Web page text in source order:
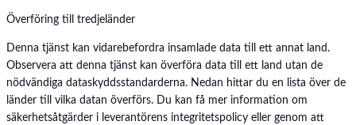
Överföring till tredjeländer
Denna tjänst kan vidarebefordra insamlade data till ett annat land.
Observera att denna tjänst kan överföra data till ett land utan de
nödvändiga dataskyddsstandarderna. Nedan hittar du en lista över de
länder till vilka datan överförs. Du kan få mer information om
säkerhetsåtgärder i leverantörens integritetspolicy eller genom att